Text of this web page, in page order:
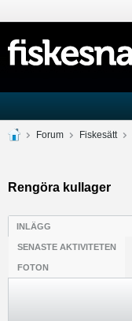
Forum Fiskesätt
Rengöra kullager
INLÄGG
SENASTE AKTIVITETEN
FOTON